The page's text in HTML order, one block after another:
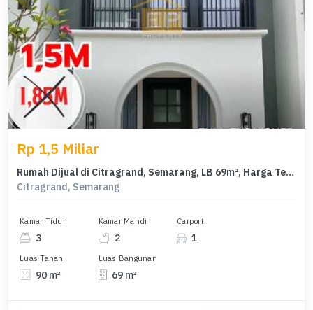
Rp 1,5 Miliar
Rumah Dijual di Citragrand, Semarang, LB 69m², Harga Terbaik!
Citragrand, Semarang
Kamar Tidur
3
Kamar Mandi
2
Carport
1
Luas Tanah
90 m²
Luas Bangunan
69 m²